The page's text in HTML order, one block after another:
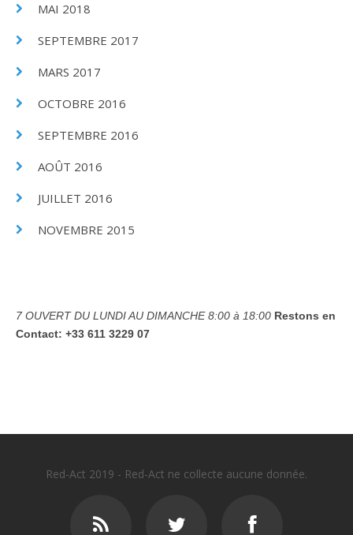
MAI 2018
SEPTEMBRE 2017
MARS 2017
OCTOBRE 2016
SEPTEMBRE 2016
AOÛT 2016
JUILLET 2016
NOVEMBRE 2015
7 OUVERT DU LUNDI AU DIMANCHE8:00 à 18:00 Restons en
Contact: +33 611 3229 07
Red-Act 2019 - Red-Act ne collecte aucune donnée.